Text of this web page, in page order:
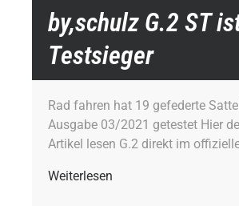
by,schulz G.2 ST
Testsieger
Rad fahren hat 19 gefederte
Ausgabe 03/2021 getestet Hier
Artikel lesen G.2 direkt im
Weiterlesen